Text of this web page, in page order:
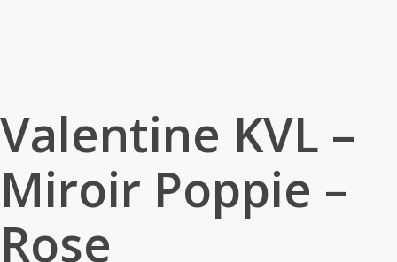
Valentine KVL –
Miroir Poppie –
Rose